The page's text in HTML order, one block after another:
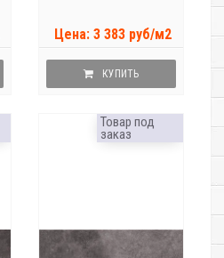
Цена: 3 383 руб/м2
КУПИТЬ
Товар под
заказ